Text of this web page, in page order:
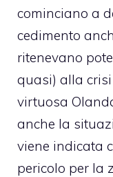
cominciano a
cedimento
ritenevano
quasi) alla
virtuosa
anche la
viene indicata
pericolo per la